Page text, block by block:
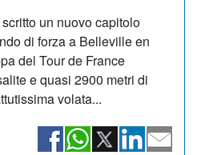
un nuovo capitolo
di forza a Belleville en
del Tour de France
e quasi 2900 metri di
volata...